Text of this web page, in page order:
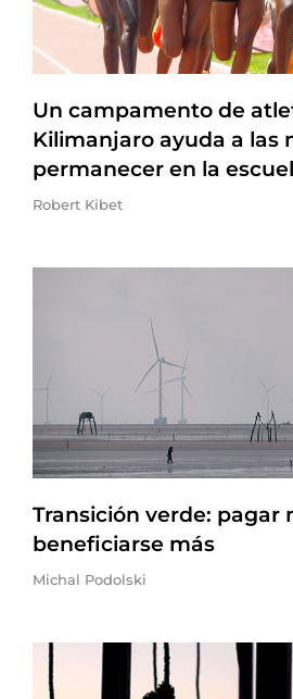
Un campamento de
Kilimanjaro ayuda a las
permanecer en la
Robert Kibet
Transición verde: pagar
beneficiarse más
Michal Podolski